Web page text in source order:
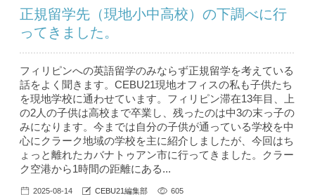
正規留学先（現地小中高校）の下調べに行
ってきました。
フィリピンへの英語留学のみならず正規留学を考えている
話をよく聞きます。CEBU21現地オフィスの私も子供たち
を現地学校に通わせています。フィリピン滞在13年目、上
の2人の子供は高校まで卒業し、残ったのは中3の末っ子の
みになります。今までは自分の子供が通っている学校を中
心にクラーク地域の学校を主に紹介しましたが、今回はち
ょっと離れたカバナトゥアン市に行ってきました。クラー
ク空港から1時間の距離にある...
2025-08-14 CEBU21編集部 605